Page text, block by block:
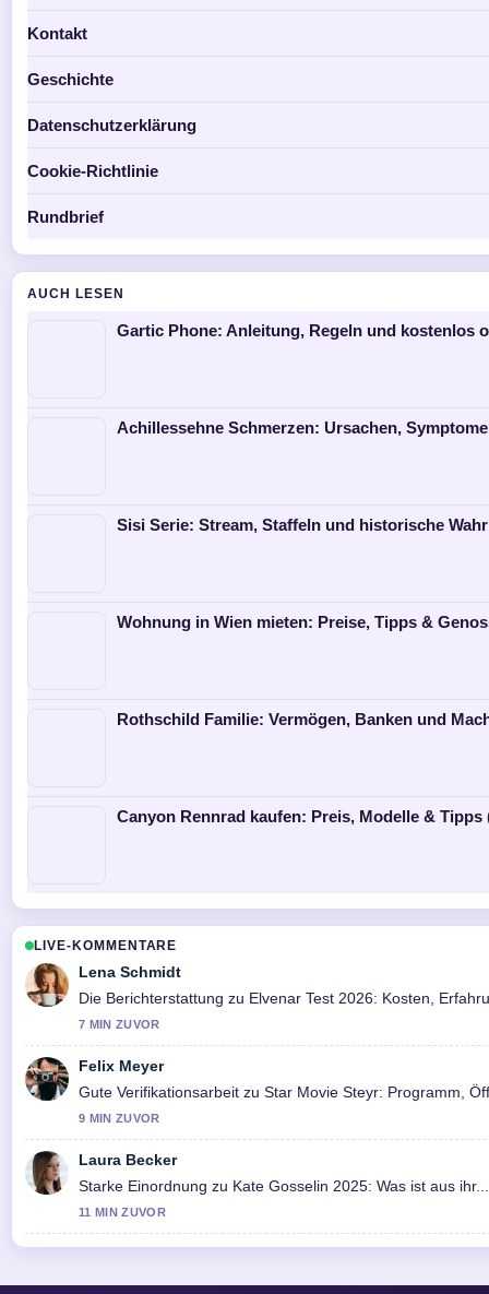
Kontakt
Geschichte
Datenschutzerklärung
Cookie-Richtlinie
Rundbrief
AUCH LESEN
Gartic Phone: Anleitung, Regeln und kostenlos
Achillessehne Schmerzen: Ursachen,
Sisi Serie: Stream, Staffeln und historische
Wohnung in Wien mieten: Preise, Tipps &
Rothschild Familie: Vermögen, Banken und
Canyon Rennrad kaufen: Preis, Modelle & Tipps
LIVE-KOMMENTARE
Lena Schmidt
Die Berichterstattung zu Elvenar Test 2026: Kosten,
7 MIN ZUVOR
Felix Meyer
Gute Verifikationsarbeit zu Star Movie Steyr: Programm,
9 MIN ZUVOR
Laura Becker
Starke Einordnung zu Kate Gosselin 2025: Was ist aus
11 MIN ZUVOR